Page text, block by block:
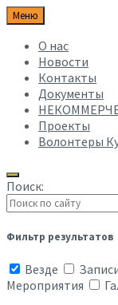
Меню
О нас
Новости
Контакты
Документы
Проекты
Волонтеры
Поиск:
Фильтр результатов
Везде
Мероприятия